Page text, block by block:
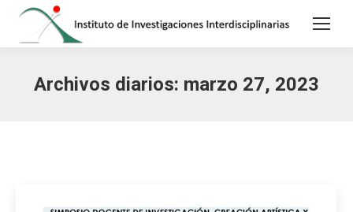
Archivos diarios: marzo 27, 2023